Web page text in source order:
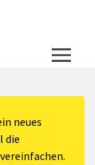
neues
die